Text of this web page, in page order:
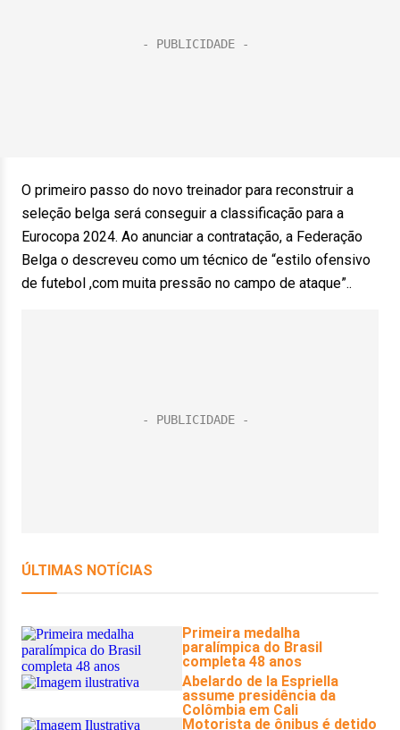
O primeiro passo do novo treinador para reconstruir a
seleção belga será conseguir a classificação para a
Eurocopa 2024. Ao anunciar a contratação, a Federação
Belga o descreveu como um técnico de “estilo ofensivo
de futebol ,com muita pressão no campo de ataque”..